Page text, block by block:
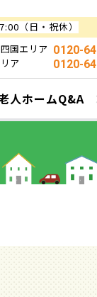
（日・祝休）
国エリア 0120-
ア 0120-
人ホームQ&A
仁